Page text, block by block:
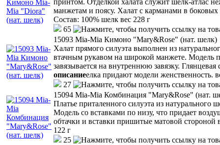
манжетам и поясу. Халат с карманами в
Состав: 100% шелк вес 228 г
65
15093 Mia-Mia Кимоно "Mary&Rose" (нат. шелк)
Халат прямого силуэта выполнен из
втачным рукавом на широкой манжете. Модель
завязывается на внутреннюю завязку. Глянцевая
описаниеелка придают модели женственность.
27
15094 Mia-Mia Комбинация "Mary&Rose" (нат.
Платье приталенного силуэта из натурального
Модель со вставками по низу, что придает
обтачки и вставки пришитые матовой стороной
122 г
25